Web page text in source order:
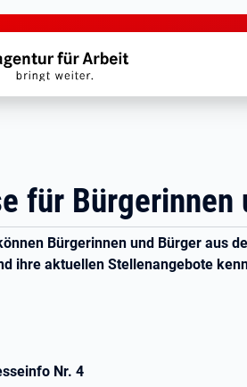
für Bürgerinnen
Bürgerinnen und Bürger aus
ihre aktuellen Stellenangebote
Nr. 4